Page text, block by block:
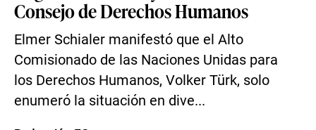
Consejo de Derechos Humanos
Elmer Schialer manifestó que el Alto
Comisionado de las Naciones Unidas para
los Derechos Humanos, Volker Türk, solo
enumeró la situación en dive...